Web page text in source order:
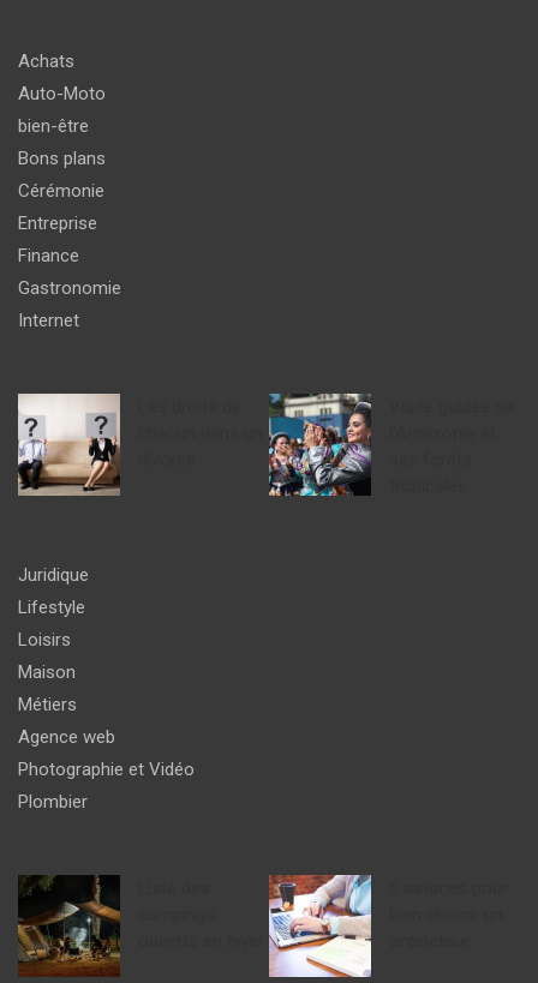
Achats
Auto-Moto
bien-être
Bons plans
Cérémonie
Entreprise
Finance
Gastronomie
Internet
Juridique
Lifestyle
Loisirs
Maison
Métiers
Agence web
Photographie et Vidéo
Plombier